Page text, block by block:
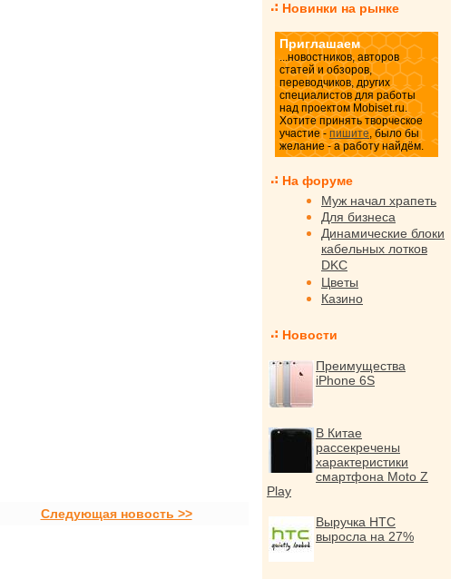
Следующая новость >>
Новинки на рынке
Приглашаем
...новостников, авторов
статей и обзоров,
переводчиков, других
специалистов для работы
над проектом Mobiset.ru.
Хотите принять творческое
участие - пишите, было бы
желание - а работу найдём.
На форуме
Муж начал храпеть
Для бизнеса
Динамические блоки
кабельных лотков
DKC
Цветы
Казино
Новости
Преимущества
iPhone 6S
В Китае
рассекречены
характеристики
смартфона Moto Z
Play
Выручка HTC
выросла на 27%